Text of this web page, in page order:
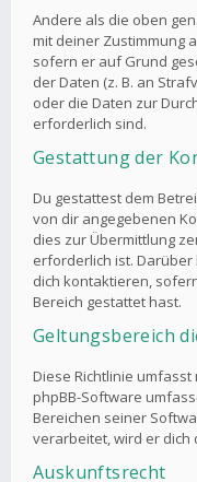
Andere als die oben
mit deiner Zustimmung
sofern er auf Grund
der Daten (z. B. an
oder die Daten zur
erforderlich sind.
Gestattung der
Du gestattest dem
von dir angegebenen
dies zur Übermittlung
erforderlich ist.
dich kontaktieren,
Bereich gestattet hast.
Geltungsbereich
Diese Richtlinie
phpBB-Software
Bereichen seiner
verarbeitet, wird er
Auskunftsrecht